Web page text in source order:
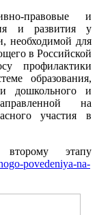
правовые и
и развития у
необходимой для
в Российской
профилактики
образования,
дошкольного и
на
участия в
этапу
povedeniya-na-